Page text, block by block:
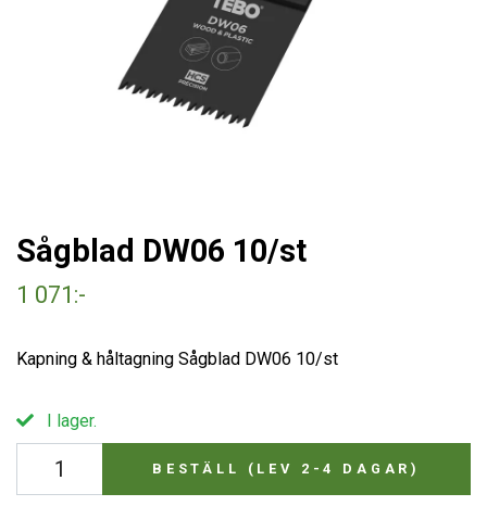
Sågblad DW06 10/st
1 071:-
Kapning & håltagning Sågblad DW06 10/st
I lager.
BESTÄLL (LEV 2-4 DAGAR)